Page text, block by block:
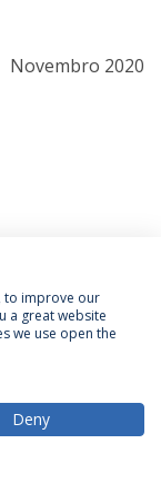
Novembro 2020
to improve our
a great website
we use open the
Deny